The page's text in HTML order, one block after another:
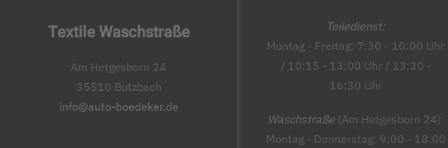
Textile Waschstraße
Am Hetgesborn 24
35510 Butzbach
info@auto-boedeker.de
Teiledienst:
Montag - Freitag: 7:30 - 10:00 Uhr
/ 10:15 - 13:00 Uhr / 13:30 -
16:30 Uhr
Waschstraße(Am Hetgesborn 24):
Montag - Donnerstag: 9:00 - 18:00